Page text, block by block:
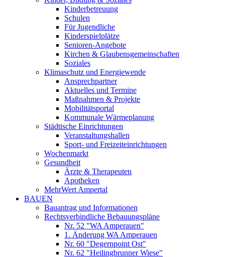
Kinderbetreuung
Schulen
Für Jugendliche
Kinderspielplätze
Senioren-Angebote
Kirchen & Glaubensgemeinschaften
Soziales
Klimaschutz und Energiewende
Ansprechpartner
Aktuelles und Termine
Maßnahmen & Projekte
Mobilitätsportal
Kommunale Wärmeplanung
Städtische Einrichtungen
Veranstaltungshallen
Sport- und Freizeiteinrichtungen
Wochenmarkt
Gesundheit
Ärzte & Therapeuten
Apotheken
MehrWert Ampertal
BAUEN
Bauantrag und Informationen
Rechtsverbindliche Bebauungspläne
Nr. 52 "WA Amperauen"
1. Änderung WA Amperauen
Nr. 60 "Degernpoint Ost"
Nr. 62 "Heilingbrunner Wiese"